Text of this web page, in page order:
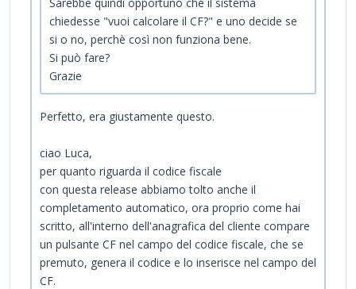
chiedesse "vuoi calcolare il CF?" e uno decide se
si o no, perchè così non funziona bene.
Si può fare?
Grazie
Perfetto, era giustamente questo.
ciao Luca,
per quanto riguarda il codice fiscale
con questa release abbiamo tolto anche il
completamento automatico, ora proprio come hai
scritto, all'interno dell'anagrafica del cliente compare
un pulsante CF nel campo del codice fiscale, che se
premuto, genera il codice e lo inserisce nel campo del
CF.